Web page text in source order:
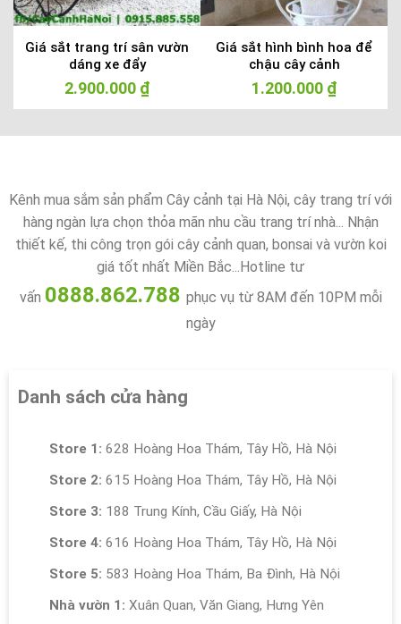
Giá sắt trang trí sân vườn
dáng xe đẩy
2.900.000 ₫
Giá sắt hình bình hoa để
chậu cây cảnh
1.200.000 ₫
Kênh mua sắm sản phẩm Cây cảnh tại Hà Nội, cây trang trí với
hàng ngàn lựa chọn thỏa mãn nhu cầu trang trí nhà... Nhận
thiết kế, thi công trọn gói cây cảnh quan, bonsai và vườn koi
giá tốt nhất Miền Bắc...Hotline tư
vấn 0888.862.788 phục vụ từ 8AM đến 10PM mỗi
ngày
Danh sách cửa hàng
Store 1: 628 Hoàng Hoa Thám, Tây Hồ, Hà Nội
Store 2: 615 Hoàng Hoa Thám, Tây Hồ, Hà Nội
Store 3: 188 Trung Kính, Cầu Giấy, Hà Nội
Store 4: 616 Hoàng Hoa Thám, Tây Hồ, Hà Nội
Store 5: 583 Hoàng Hoa Thám, Ba Đình, Hà Nội
Nhà vườn 1: Xuân Quan, Văn Giang, Hưng Yên